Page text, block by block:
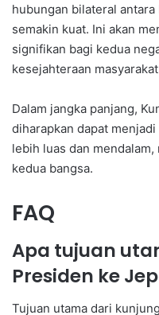
hubungan bilateral
semakin kuat. Ini akan
signifikan bagi kedua
kesejahteraan
Dalam jangka panjang,
diharapkan dapat
lebih luas dan
kedua bangsa.
FAQ
Apa tujuan
Presiden ke
Tujuan utama dari